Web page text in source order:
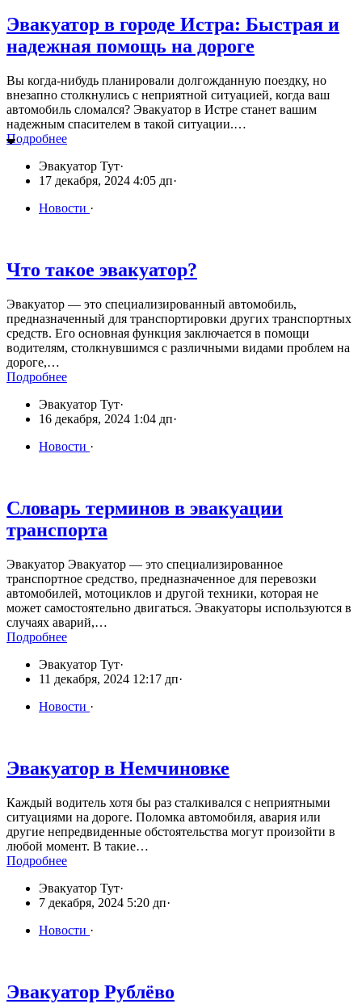
Эвакуатор в городе Истра: Быстрая и
надежная помощь на дороге
Вы когда-нибудь планировали долгожданную поездку, но
внезапно столкнулись с неприятной ситуацией, когда ваш
автомобиль сломался? Эвакуатор в Истре станет вашим
надежным спасителем в такой ситуации.…
Подробнее
Эвакуатор Тут·
17 декабря, 2024 4:05 дп·
Новости ·
Что такое эвакуатор?
Эвакуатор — это специализированный автомобиль,
предназначенный для транспортировки других транспортных
средств. Его основная функция заключается в помощи
водителям, столкнувшимся с различными видами проблем на
дороге,…
Подробнее
Эвакуатор Тут·
16 декабря, 2024 1:04 дп·
Новости ·
Словарь терминов в эвакуации
транспорта
Эвакуатор Эвакуатор — это специализированное
транспортное средство, предназначенное для перевозки
автомобилей, мотоциклов и другой техники, которая не
может самостоятельно двигаться. Эвакуаторы используются в
случаях аварий,…
Подробнее
Эвакуатор Тут·
11 декабря, 2024 12:17 дп·
Новости ·
Эвакуатор в Немчиновке
Каждый водитель хотя бы раз сталкивался с неприятными
ситуациями на дороге. Поломка автомобиля, авария или
другие непредвиденные обстоятельства могут произойти в
любой момент. В такие…
Подробнее
Эвакуатор Тут·
7 декабря, 2024 5:20 дп·
Новости ·
Эвакуатор Рублёво